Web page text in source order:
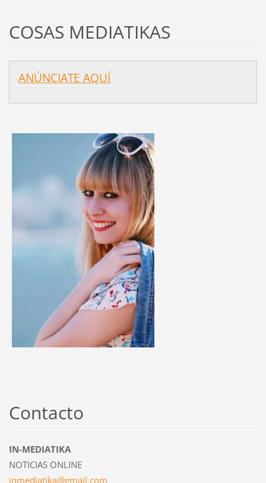
COSAS MEDIATIKAS
ANÚNCIATE AQUÍ
Contacto
IN-MEDIATIKA
NOTICIAS ONLINE
inmediatika@gmail.com